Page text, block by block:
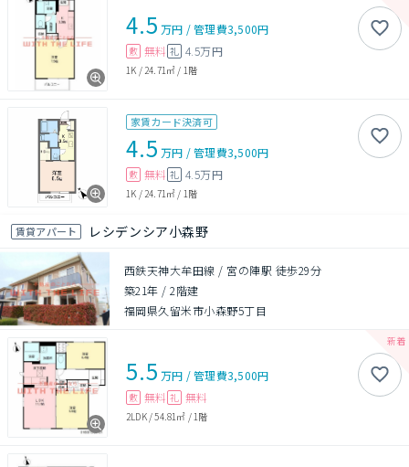
4.5 万円 /管理費3,500円
敷 無料 礼 4.5万円
1K / 24.71㎡ / 1階
家賃カード決済可
4.5 万円 /管理費3,500円
敷 無料 礼 4.5万円
1K /24.71㎡ / 1階
賃貸アパート レシデンシア小森野
西鉄天神大牟田線 / 宮の陣駅 徒歩29分
築21年 /2階建
福岡県久留米市小森野5丁目
5.5 万円 /管理費3,500円
敷 無料 礼 無料
2LDK/54.81㎡ / 1階